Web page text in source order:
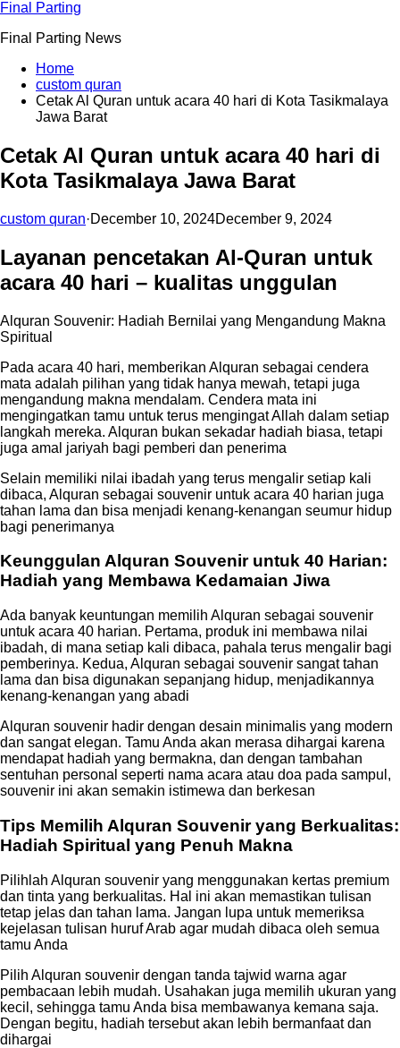
Skip
content
Final Parting
Final Parting News
Home
custom quran
Cetak Al Quran untuk acara 40 hari di Kota Tasikmalaya
Jawa Barat
Cetak Al Quran untuk acara 40 hari di
Kota Tasikmalaya Jawa Barat
custom quran·December 10, 2024December 9, 2024
Layanan pencetakan Al-Quran untuk
acara 40 hari – kualitas unggulan
Alquran Souvenir: Hadiah Bernilai yang Mengandung Makna
Spiritual
Pada acara 40 hari, memberikan Alquran sebagai cendera
mata adalah pilihan yang tidak hanya mewah, tetapi juga
mengandung makna mendalam. Cendera mata ini
mengingatkan tamu untuk terus mengingat Allah dalam setiap
langkah mereka. Alquran bukan sekadar hadiah biasa, tetapi
juga amal jariyah bagi pemberi dan penerima
Selain memiliki nilai ibadah yang terus mengalir setiap kali
dibaca, Alquran sebagai souvenir untuk acara 40 harian juga
tahan lama dan bisa menjadi kenang-kenangan seumur hidup
bagi penerimanya
Keunggulan Alquran Souvenir untuk 40 Harian:
Hadiah yang Membawa Kedamaian Jiwa
Ada banyak keuntungan memilih Alquran sebagai souvenir
untuk acara 40 harian. Pertama, produk ini membawa nilai
ibadah, di mana setiap kali dibaca, pahala terus mengalir bagi
pemberinya. Kedua, Alquran sebagai souvenir sangat tahan
lama dan bisa digunakan sepanjang hidup, menjadikannya
kenang-kenangan yang abadi
Alquran souvenir hadir dengan desain minimalis yang modern
dan sangat elegan. Tamu Anda akan merasa dihargai karena
mendapat hadiah yang bermakna, dan dengan tambahan
sentuhan personal seperti nama acara atau doa pada sampul,
souvenir ini akan semakin istimewa dan berkesan
Tips Memilih Alquran Souvenir yang Berkualitas:
Hadiah Spiritual yang Penuh Makna
Pilihlah Alquran souvenir yang menggunakan kertas premium
dan tinta yang berkualitas. Hal ini akan memastikan tulisan
tetap jelas dan tahan lama. Jangan lupa untuk memeriksa
kejelasan tulisan huruf Arab agar mudah dibaca oleh semua
tamu Anda
Pilih Alquran souvenir dengan tanda tajwid warna agar
pembacaan lebih mudah. Usahakan juga memilih ukuran yang
kecil, sehingga tamu Anda bisa membawanya kemana saja.
Dengan begitu, hadiah tersebut akan lebih bermanfaat dan
dihargai